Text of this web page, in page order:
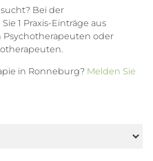
Bei der
1 Praxis-Einträge aus
Psychotherapeuten oder
in Ronneburg? Melden Sie